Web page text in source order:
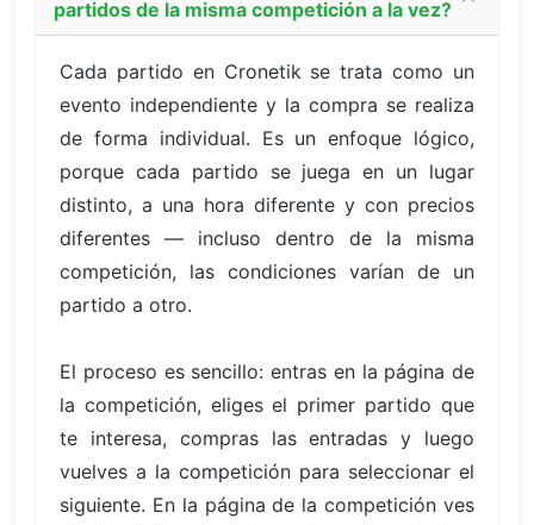
partidos de la misma competición a la vez?
Cada partido en Cronetik se trata como un
evento independiente y la compra se realiza
de forma individual. Es un enfoque lógico,
porque cada partido se juega en un lugar
distinto, a una hora diferente y con precios
diferentes — incluso dentro de la misma
competición, las condiciones varían de un
partido a otro.
El proceso es sencillo: entras en la página de
la competición, eliges el primer partido que
te interesa, compras las entradas y luego
vuelves a la competición para seleccionar el
siguiente. En la página de la competición ves